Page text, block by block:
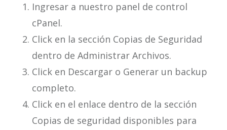
Ingresar a nuestro panel de control
cPanel.
Click en la sección Copias de Seguridad
dentro de Administrar Archivos.
Click en Descargar o Generar un backup
completo.
Click en el enlace dentro de la sección
Copias de seguridad disponibles para